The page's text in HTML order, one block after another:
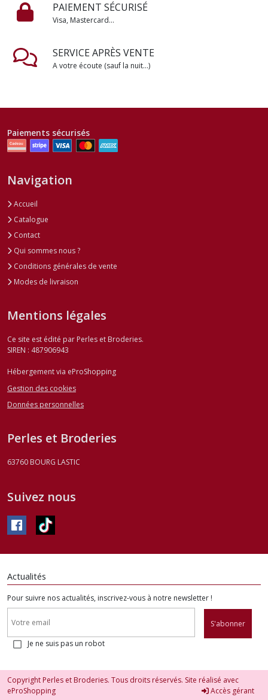
PAIEMENT SÉCURISÉ
Visa, Mastercard...
SERVICE APRÈS VENTE
A votre écoute (sauf la nuit...)
Paiements sécurisés
Navigation
Accueil
Catalogue
Contact
Qui sommes nous ?
Conditions générales de vente
Modes de livraison
Mentions légales
Ce site est édité par Perles et Broderies.
SIREN : 487906943
Hébergement via eProShopping
Gestion des cookies
Données personnelles
Perles et Broderies
63760 BOURG LASTIC
Suivez nous
Actualités
Pour suivre nos actualités, inscrivez-vous à notre newsletter !
S'abonner
Je ne suis pas un robot
Copyright Perles et Broderies. Tous droits réservés. Site réalisé avec
eProShopping
Accès gérant